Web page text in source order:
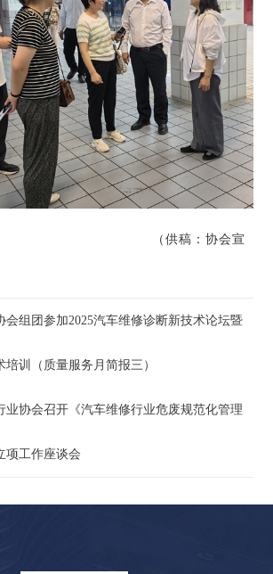
（供稿：协会宣
会组团参加2025汽车维修诊断新技术论坛暨
训（质量服务月简报三）
业协会召开《汽车维修行业危废规范化管理
项工作座谈会